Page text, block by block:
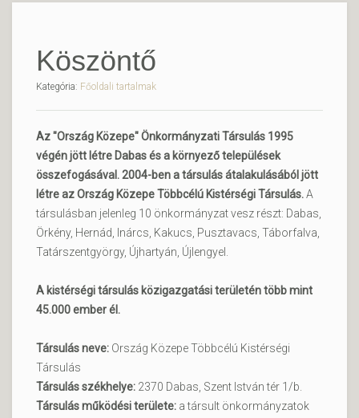
Köszöntő
Kategória: Főoldali tartalmak
Az "Ország Közepe" Önkormányzati Társulás 1995
végén jött létre Dabas és a környező települések
összefogásával. 2004-ben a társulás átalakulásából jött
létre az Ország Közepe Többcélú Kistérségi Társulás.A
társulásban jelenleg 10 önkormányzat vesz részt: Dabas,
Örkény, Hernád, Inárcs, Kakucs, Pusztavacs, Táborfalva,
Tatárszentgyörgy, Újhartyán, Újlengyel.
A kistérségi társulás közigazgatási területén több mint
45.000 ember él.
Társulás neve: Ország Közepe Többcélú Kistérségi
Társulás
Társulás székhelye: 2370 Dabas, Szent István tér 1/b.
Társulás működési területe: a társult önkormányzatok